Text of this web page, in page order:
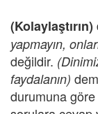
(Kolaylaştırın)
yapmayın,
değildir.
faydalanın)
durumuna göre